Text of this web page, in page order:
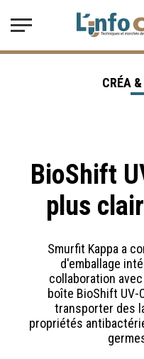
BioShift
plus
Smurfit Kappa a
d'emballage
collaboration
boîte BioShift
transporter des
propriétés
CRÉA